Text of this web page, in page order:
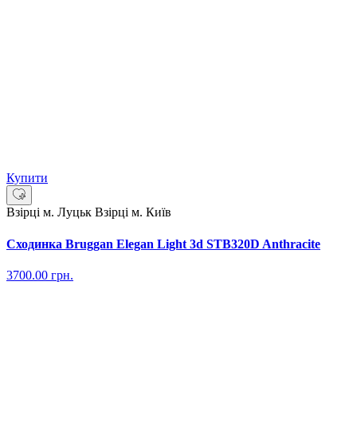
Купити
Взірці м. Луцьк Взірці м. Київ
Сходинка Bruggan Elegan Light 3d STB320D Anthracite
3700.00 грн.